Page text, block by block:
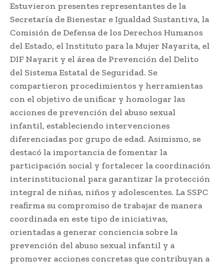
Estuvieron presentes representantes de la
Secretaría de Bienestar e Igualdad Sustantiva, la
Comisión de Defensa de los Derechos Humanos
del Estado, el Instituto para la Mujer Nayarita, el
DIF Nayarit y el área de Prevención del Delito
del Sistema Estatal de Seguridad. Se
compartieron procedimientos y herramientas
con el objetivo de unificar y homologar las
acciones de prevención del abuso sexual
infantil, estableciendo intervenciones
diferenciadas por grupo de edad. Asimismo, se
destacó la importancia de fomentar la
participación social y fortalecer la coordinación
interinstitucional para garantizar la protección
integral de niñas, niños y adolescentes. La SSPC
reafirma su compromiso de trabajar de manera
coordinada en este tipo de iniciativas,
orientadas a generar conciencia sobre la
prevención del abuso sexual infantil y a
promover acciones concretas que contribuyan a